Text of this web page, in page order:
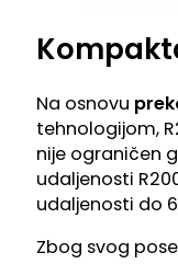
Na osnovu
tehnologijom,
nije ograničen
udaljenosti
udaljenosti do
Zbog svog